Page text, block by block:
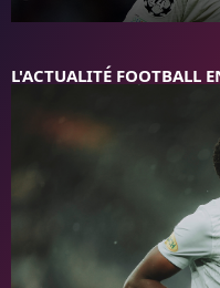
FC BARCELONE
CHELSEA
L'ACTUALITÉ FOOTBALL